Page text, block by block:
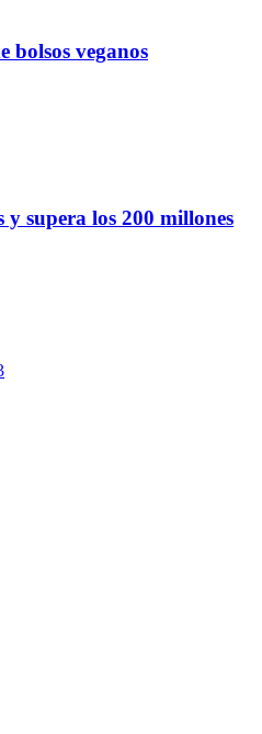
bolsos veganos
supera los 200 millones